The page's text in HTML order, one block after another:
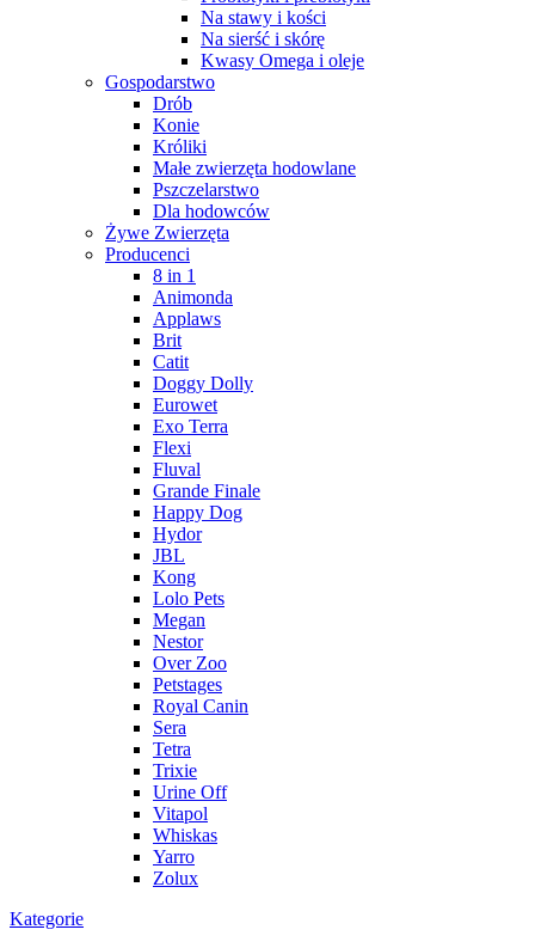
Na stawy i kości
Na sierść i skórę
Kwasy Omega i oleje
Gospodarstwo
Drób
Konie
Króliki
Małe zwierzęta hodowlane
Pszczelarstwo
Dla hodowców
Żywe Zwierzęta
Producenci
8 in 1
Animonda
Applaws
Brit
Catit
Doggy Dolly
Eurowet
Exo Terra
Flexi
Fluval
Grande Finale
Happy Dog
Hydor
JBL
Kong
Lolo Pets
Megan
Nestor
Over Zoo
Petstages
Royal Canin
Sera
Tetra
Trixie
Urine Off
Vitapol
Whiskas
Yarro
Zolux
Kategorie